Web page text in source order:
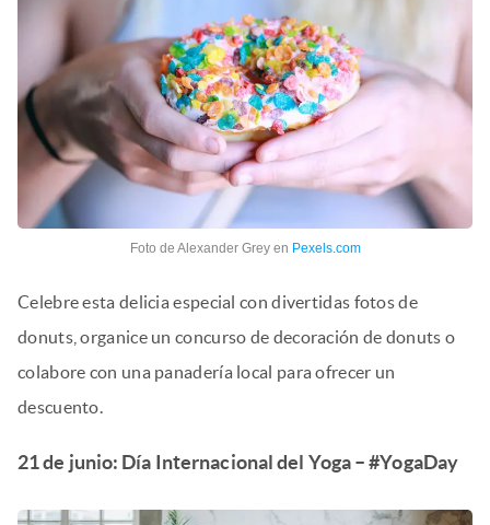
Foto de Alexander Grey en Pexels.com
Celebre esta delicia especial con divertidas fotos de
donuts, organice un concurso de decoración de donuts o
colabore con una panadería local para ofrecer un
descuento.
21 de junio: Día Internacional del Yoga – #YogaDay